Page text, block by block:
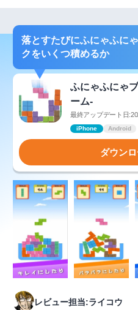
落とすたびにふにゃふに
クをいくつ積めるか
ふにゃふにゃ
ーム-
最終アップデート日
iPhone Android
ダウン
レビュー担当:ライコウ